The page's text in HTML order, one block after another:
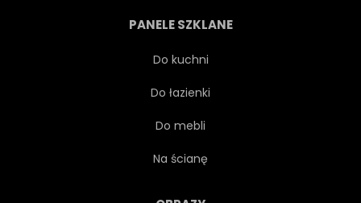
PANELE SZKLANE
Do kuchni
Do łazienki
Do mebli
Na ścianę